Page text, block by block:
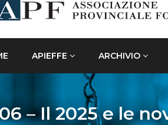
APIEFFE ARCHIVIO
– Il 2025 e le